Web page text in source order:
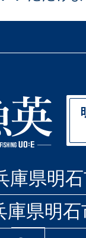
県明石
庫県明